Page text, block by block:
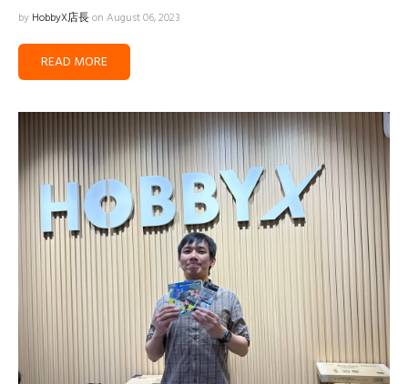
by HobbyX店長on August 06, 2023
READ MORE